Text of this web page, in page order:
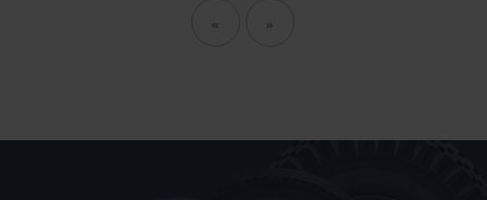
« »